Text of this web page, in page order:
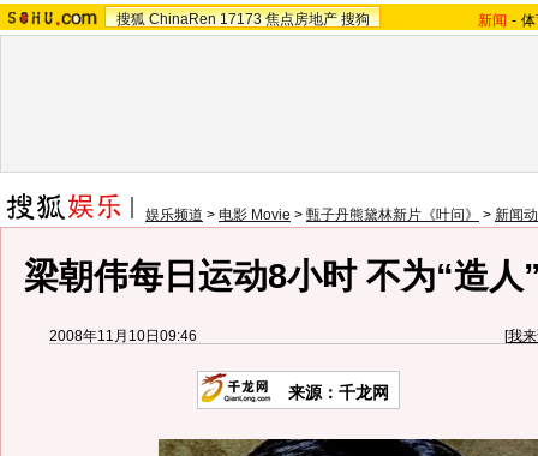
搜狐 ChinaRen 17173 焦点房地产 搜狗 新闻 -
娱乐频道 > 电影 Movie > 甄子丹熊黛林新片《叶问》 > 新闻
梁朝伟每日运动8小时 不为“造人
2008年11月10日09:46 [我
来源：千龙网